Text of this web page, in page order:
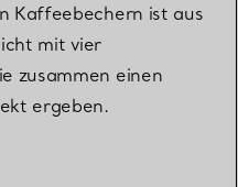
Kaffeebechern ist aus
mit vier
zusammen einen
ergeben.